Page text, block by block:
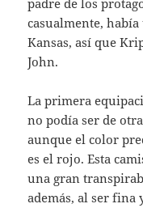
padre de los
casualmente,
Kansas, así que
John.
La primera
no podía ser de
aunque el color
es el rojo. Esta
una gran
además, al ser fina